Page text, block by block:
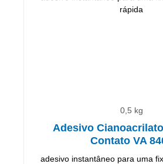
0,5 kg
Adesivo
Contato VA
adesivo instantâneo para uma